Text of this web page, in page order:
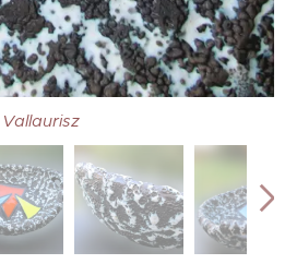
Vallaurisz